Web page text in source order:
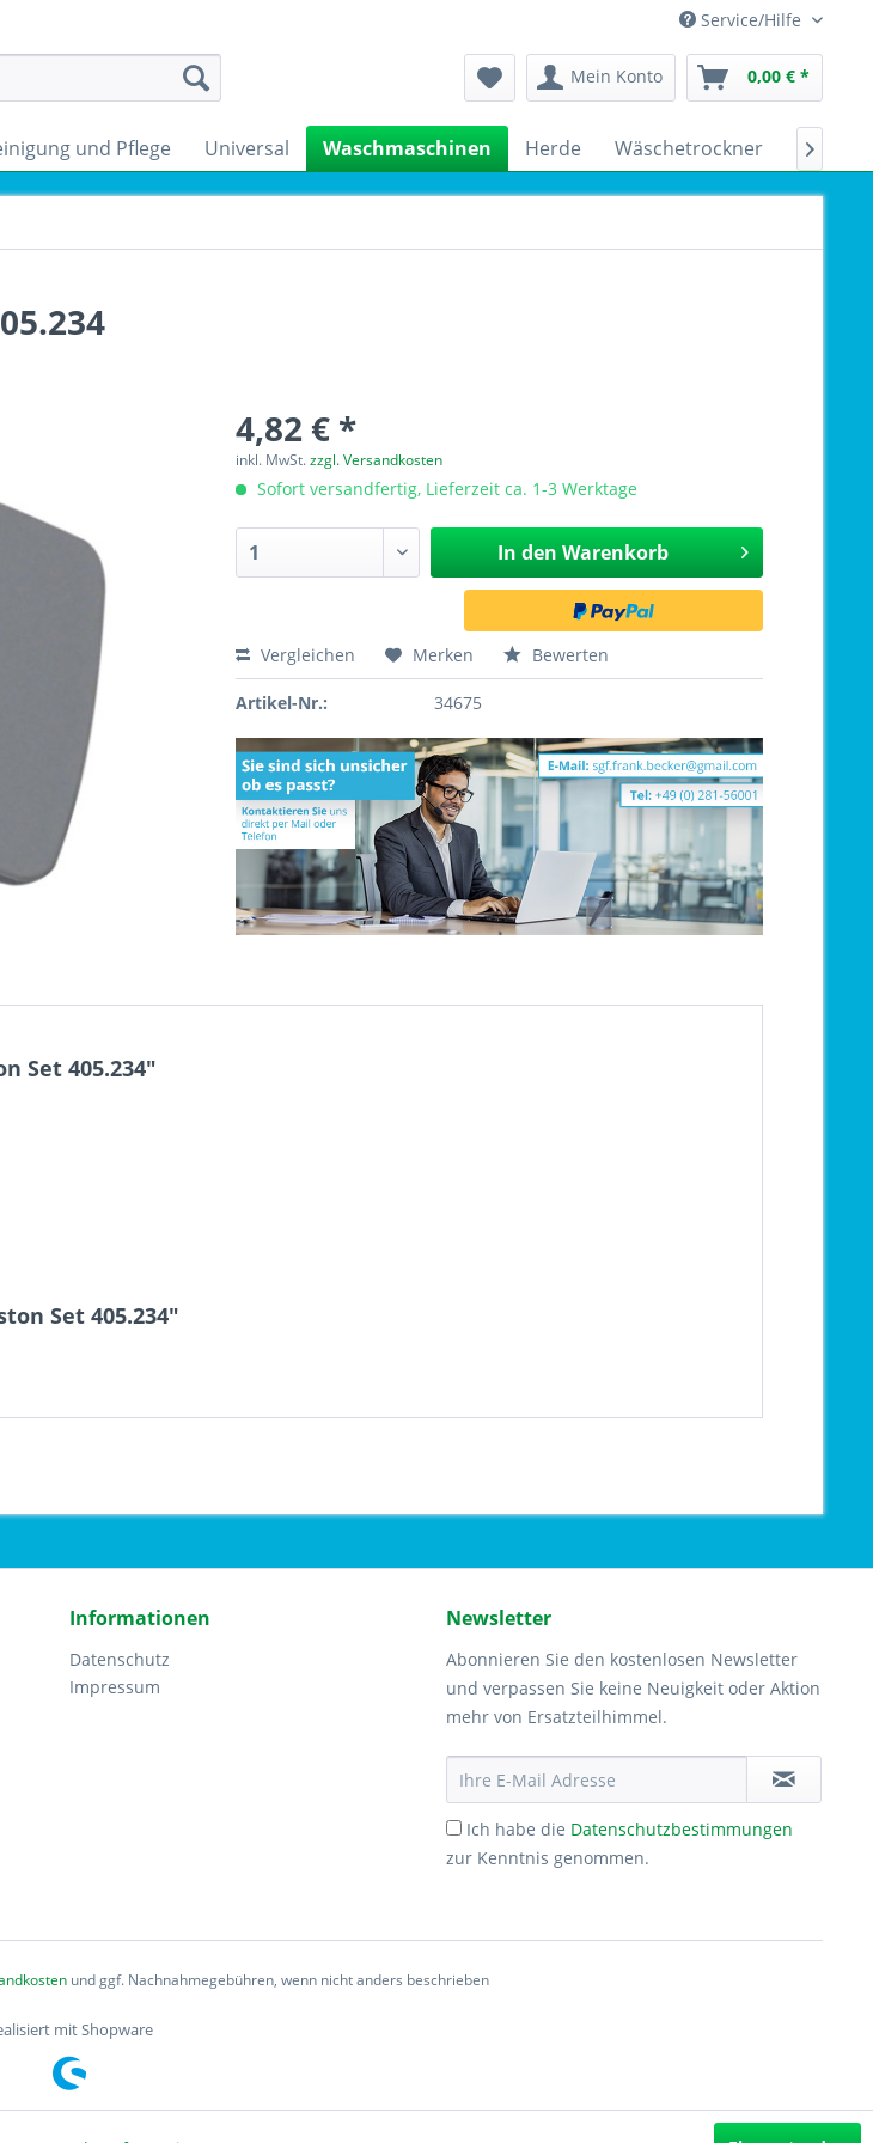
Service/Hilfe
Mein Konto 0,00 € *
und Pflege Universal Waschmaschinen Herde Wäschetrockner 
4,82 € *
inkl. MwSt.zzgl. Versandkosten
Sofort versandfertig, Lieferzeit ca. 1-3 Werktage
In den Warenkorb
Vergleichen Merken Bewerten
Artikel-Nr.: 34675
Set 405.234"
Set 405.234"
Informationen
Datenschutz
Impressum
Newsletter
Abonnieren Sie den kostenlosen Newsletter
und verpassen Sie keine Neuigkeit oder Aktion
mehr von Ersatzteilhimmel.
Ich habe die Datenschutzbestimmungen
zur Kenntnis genommen.
und ggf. Nachnahmegebühren, wenn nicht anders beschrieben
mit Shopware